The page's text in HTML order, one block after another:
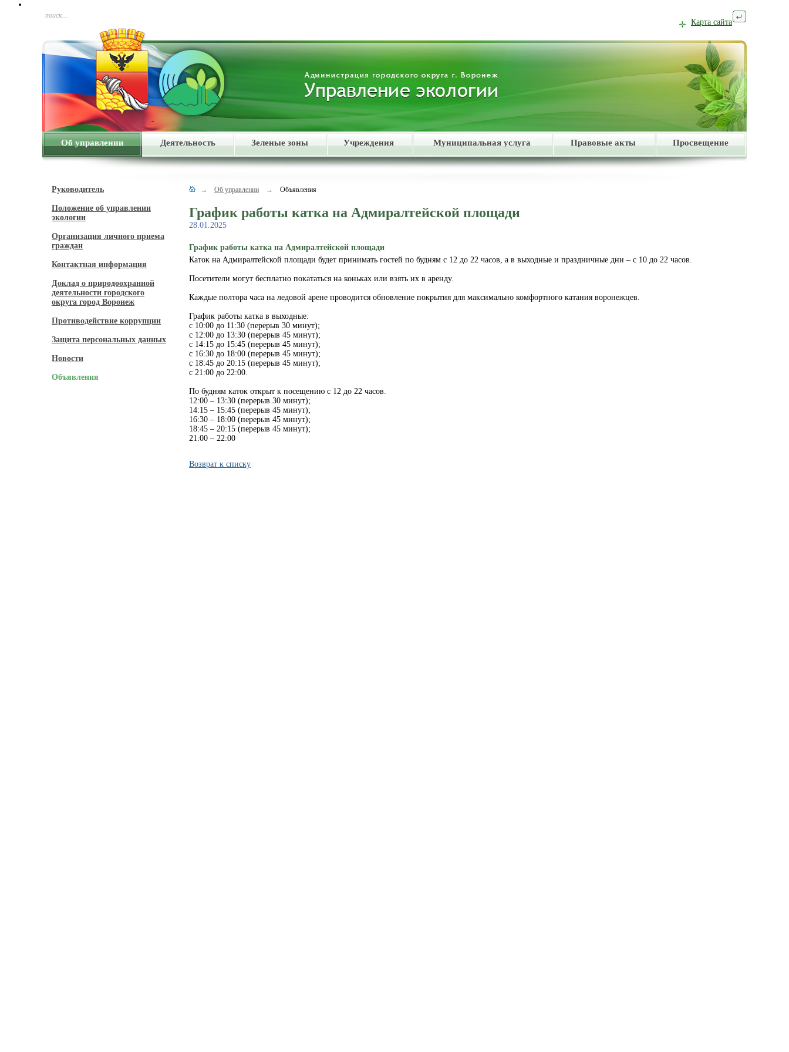
Карта сайта
поиск…
Об управлении Деятельность Зеленые зоны Учреждения Муниципальная услуга Правовые акты Просвещение
Руководитель
Положение об управлении
экологии
Организация личного приема
граждан
Контактная информация
Доклад о природоохранной
деятельности городского
округа город Воронеж
Противодействие коррупции
Защита персональных данных
Новости
Объявления
→ Об управлении → Объявления
График работы катка на Адмиралтейской площади
28.01.2025
График работы катка на Адмиралтейской площади
Каток на Адмиралтейской площади будет принимать гостей по будням с 12 до 22 часов, а в выходные и праздничные дни – с 10 до 22 часов.
Посетители могут бесплатно покататься на коньках или взять их в аренду.
Каждые полтора часа на ледовой арене проводится обновление покрытия для максимально комфортного катания воронежцев.
График работы катка в выходные:
с 10:00 до 11:30 (перерыв 30 минут);
с 12:00 до 13:30 (перерыв 45 минут);
с 14:15 до 15:45 (перерыв 45 минут);
с 16:30 до 18:00 (перерыв 45 минут);
с 18:45 до 20:15 (перерыв 45 минут);
с 21:00 до 22:00.
По будням каток открыт к посещению с 12 до 22 часов.
12:00 – 13:30 (перерыв 30 минут);
14:15 – 15:45 (перерыв 45 минут);
16:30 – 18:00 (перерыв 45 минут);
18:45 – 20:15 (перерыв 45 минут);
21:00 – 22:00
Возврат к списку